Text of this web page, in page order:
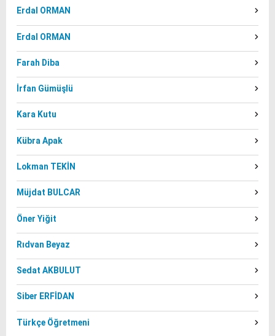
Erdal ORMAN
Erdal ORMAN
Farah Diba
İrfan Gümüşlü
Kara Kutu
Kübra Apak
Lokman TEKİN
Müjdat BULCAR
Öner Yiğit
Rıdvan Beyaz
Sedat AKBULUT
Siber ERFİDAN
Türkçe Öğretmeni